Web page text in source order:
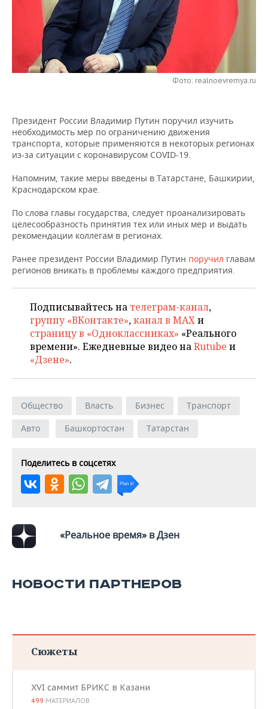
НЕФТЕХИМИЯ
НЕФТЬ
ОПК
РОЗНИЧНАЯ ТОРГОВЛЯ
ТРАНСПОРТ
НОВОСТИ ТЕХНОЛОГИЙ
МЕРОПРИЯТИЯ
НОВОСТИ МЕРОПРИЯТИЙ
ONLINE-КОНФЕРЕНЦИИ
ОТКРЫТАЯ ЛЕКЦИЯ
СПОРТ
ХОККЕЙ
БАСКЕТБОЛ
ВОЛЕЙБОЛ
КИБЕРСПОРТ
ФИГУРНОЕ КАТАНИЕ
ВОДНЫЕ ВИДЫ СПОРТА
ВЛАСТЬ
ИНФРАСТРУКТУРА
ИСТОРИЯ
КУЛЬТУРА
МЕДИЦИНА
ОБРАЗОВАНИЕ
СЮЖЕТЫ
СПРАВОЧНИК
СПИСОК ПЕРСОН
СПИСОК КОМПАНИЙ
ПОЛНАЯ ВЕРСИЯ
Фото: realnoevremya.ru
Президент России Владимир Путин поручил изучить
необходимость мер по ограничению движения
транспорта, которые применяются в некоторых регионах
из-за ситуации с коронавирусом COVID-19.
Напомним, такие меры введены в Татарстане, Башкирии,
Краснодарском крае.
По слова главы государства, следует проанализировать
целесообразность принятия тех или иных мер и выдать
рекомендации коллегам в регионах.
Ранее президент России Владимир Путин поручил главам
регионов вникать в проблемы каждого предприятия.
Подписывайтесь на телеграм-канал,
группу «ВКонтакте»,канал в MAXи
страницу в «Одноклассниках» «Реального
времени». Ежедневные видео наRutube и
«Дзене».
Общество Власть Бизнес
Транспорт
Авто
Башкортостан Татарстан
Поделитесь в соцсетях
«Реальное время» в Дзен
НОВОСТИ ПАРТНЕРОВ
Сюжеты
XVI саммит БРИКС в Казани
499 МАТЕРИАЛОВ